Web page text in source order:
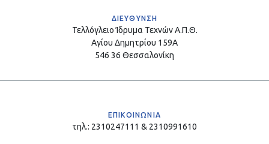
ΔΙΕΥΘΥΝΣΗ
Τελλόγλειο Ίδρυμα Τεχνών Α.Π.Θ.
Αγίου Δημητρίου 159Α
546 36 Θεσσαλονίκη
ΕΠΙΚΟΙΝΩΝΙΑ
τηλ.: 2310247111 & 2310991610